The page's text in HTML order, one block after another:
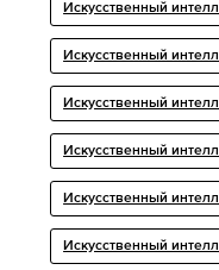
Искусственный
Искусственный
Искусственный
Искусственный
Искусственный
Искусственный